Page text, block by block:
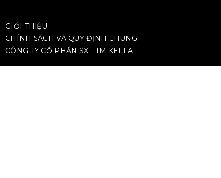
GIỚI THIỆU
CHÍNH SÁCH VÀ QUY ĐỊNH CHUNG
CÔNG TY CỔ PHẦN SX - TM KELLA